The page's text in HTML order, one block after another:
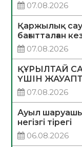
07.08.2026
Қаржылық
бағытталған
07.08.2026
ҚҰРЫЛТАЙ
ҮШІН
07.08.2026
Ауыл
негізгі тірегі
06.08.2026